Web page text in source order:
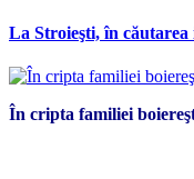
La Stroieşti, în
În cripta familiei